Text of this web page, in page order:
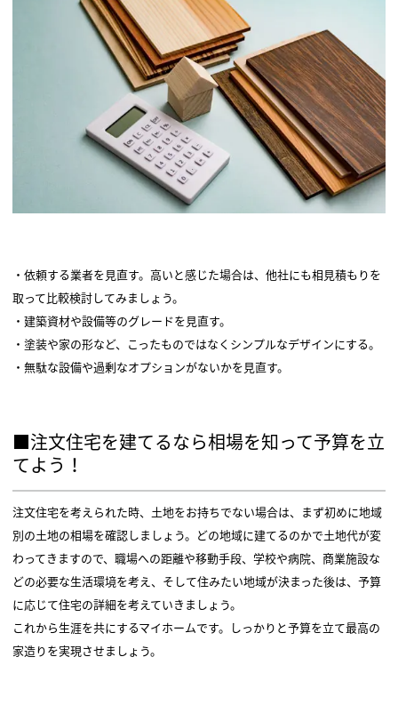
・依頼する業者を見直す。高いと感じた場合は、他社にも相見積もりを
取って比較検討してみましょう。
・建築資材や設備等のグレードを見直す。
・塗装や家の形など、こったものではなくシンプルなデザインにする。
・無駄な設備や過剰なオプションがないかを見直す。
■注文住宅を建てるなら相場を知って予算を立
てよう！
注文住宅を考えられた時、土地をお持ちでない場合は、まず初めに地域
別の土地の相場を確認しましょう。どの地域に建てるのかで土地代が変
わってきますので、職場への距離や移動手段、学校や病院、商業施設な
どの必要な生活環境を考え、そして住みたい地域が決まった後は、予算
に応じて住宅の詳細を考えていきましょう。
これから生涯を共にするマイホームです。しっかりと予算を立て最高の
家造りを実現させましょう。